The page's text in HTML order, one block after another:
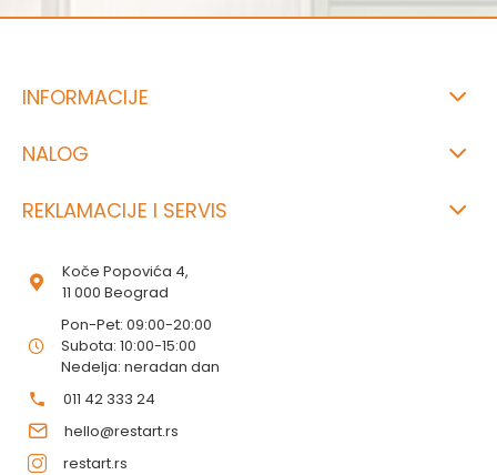
INFORMACIJE
NALOG
REKLAMACIJE I SERVIS
Koče Popovića 4,
11 000 Beograd
Pon-Pet: 09:00-20:00
Subota: 10:00-15:00
Nedelja: neradan dan
011 42 333 24
hello@restart.rs
restart.rs